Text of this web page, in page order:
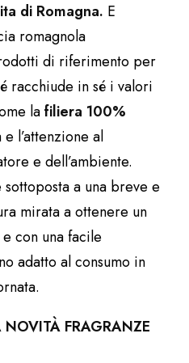
di Romagna. E
romagnola
di riferimento per
racchiude in sé i valori
lafiliera 100%
l’attenzione al
e dell’ambiente.
a una breve e
mirata a ottenere un
con una facile
adatto al consumo in
FRAGRANZE